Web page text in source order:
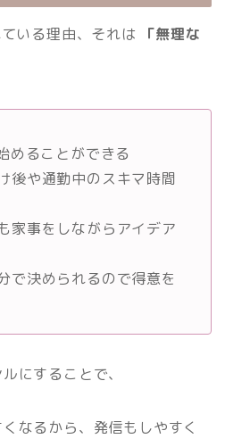
いる理由、それは
「無理な
めることができる
後や通勤中のスキマ時間
家事をしながらアイデア
で決められるので得意を
にすることで、
なるから、発信もしやすく